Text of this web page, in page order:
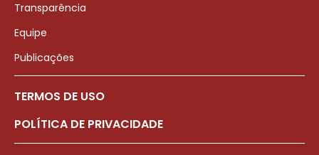
Transparência
Equipe
Publicações
TERMOS DE USO
POLÍTICA DE PRIVACIDADE